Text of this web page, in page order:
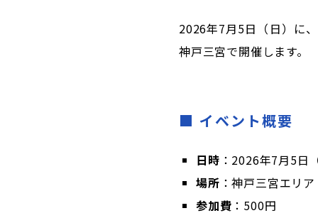
2026年7月5日（日）に
神戸三宮で開催します。
■ イベント概要
日時 ：2026年7月5日
場所 ：神戸三宮エリ
参加費 ：500円